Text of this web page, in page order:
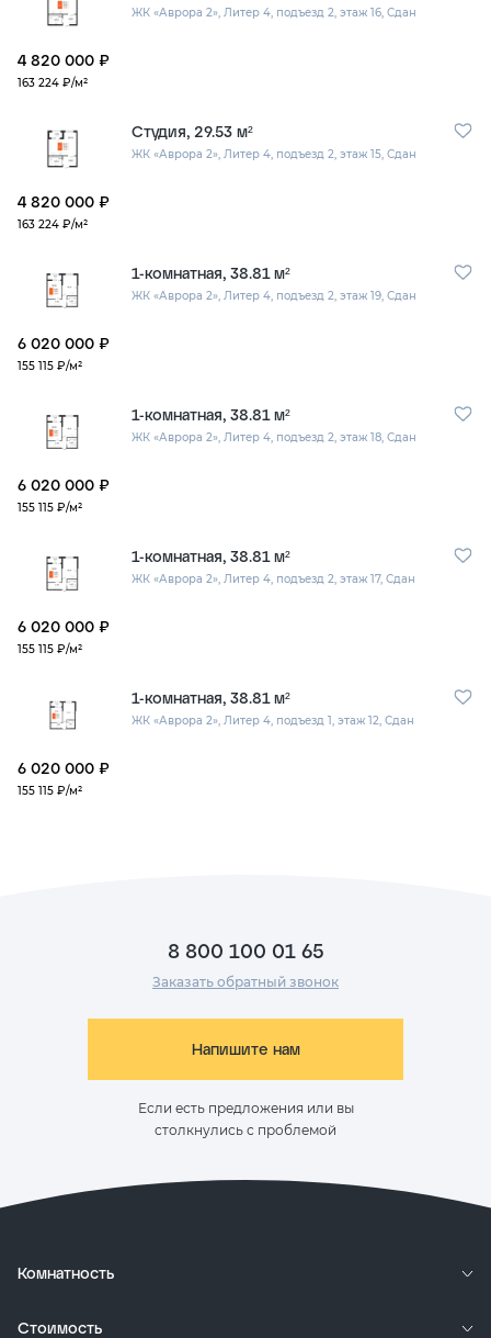
ЖК «Аврора 2», Литер 4, подъезд 2, этаж 16, Сдан
4 820 000 ₽
163 224 ₽/м²
Студия, 29.53 м²
ЖК «Аврора 2», Литер 4, подъезд 2, этаж 15, Сдан
4 820 000 ₽
163 224 ₽/м²
1-комнатная, 38.81 м²
ЖК «Аврора 2», Литер 4, подъезд 2, этаж 19, Сдан
6 020 000 ₽
155 115 ₽/м²
1-комнатная, 38.81 м²
ЖК «Аврора 2», Литер 4, подъезд 2, этаж 18, Сдан
6 020 000 ₽
155 115 ₽/м²
1-комнатная, 38.81 м²
ЖК «Аврора 2», Литер 4, подъезд 2, этаж 17, Сдан
6 020 000 ₽
155 115 ₽/м²
1-комнатная, 38.81 м²
ЖК «Аврора 2», Литер 4, подъезд 1, этаж 12, Сдан
6 020 000 ₽
155 115 ₽/м²
8 800 100 01 65
Заказать обратный звонок
Напишите нам
Если есть предложения или вы
столкнулись с проблемой
Комнатность
Стоимость